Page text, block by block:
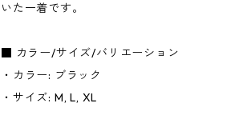
いた一着です。
■ カラー/サイズ/バリエーション
・カラー: ブラック
・サイズ: M, L, XL